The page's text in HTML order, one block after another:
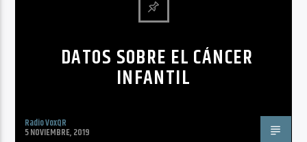
Radio VoxQR
DATOS SOBRE EL CÁNCER
INFANTIL
Radio VoxQR
5 NOVIEMBRE, 2019